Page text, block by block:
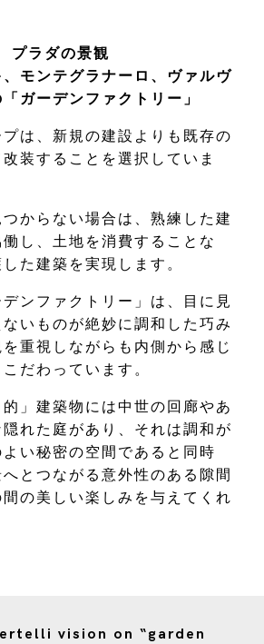
プラダの景観
モンテグラナーロ、ヴァルヴ
ガーデンファクトリー」
は、新規の建設よりも既存の
装することを選択していま
からない場合は、熟練した建
し、土地を消費することな
た建築を実現します。
ンファクトリー」は、目に見
いものが絶妙に調和した巧み
重視しながらも内側から感じ
だわっています。
」建築物には中世の回廊やあ
れた庭があり、それは調和が
い秘密の空間であると同時
とつながる意外性のある隙間
の美しい楽しみを与えてくれ
vision on “garden